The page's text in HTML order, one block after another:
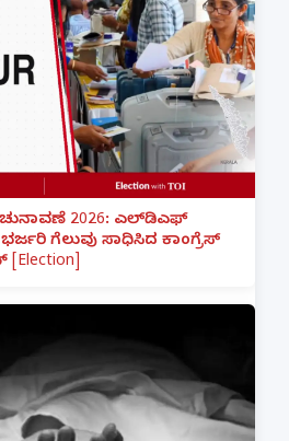
2026: ಎಲ್‌ಡಿಎಫ್
ಗೆಲುವು ಸಾಧಿಸಿದ ಕಾಂಗ್ರೆಸ್